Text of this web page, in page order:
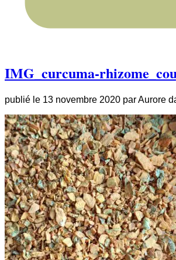
IMG_curcuma-
publié le 13 novembre 2020 parAurore